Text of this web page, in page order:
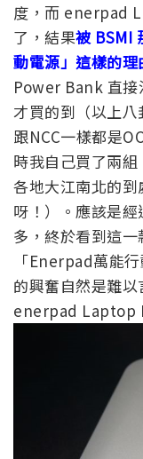
度，而 enerpad
了，結果被 BSMI
動電源」這樣的理
Power Bank 直接
才買的到（以上
跟NCC一樣都是
時我自己買了兩
各地大江南北的
呀！）。應該是
多，終於看到這
「Enerpad萬能
的興奮自然是難
enerpad Laptop